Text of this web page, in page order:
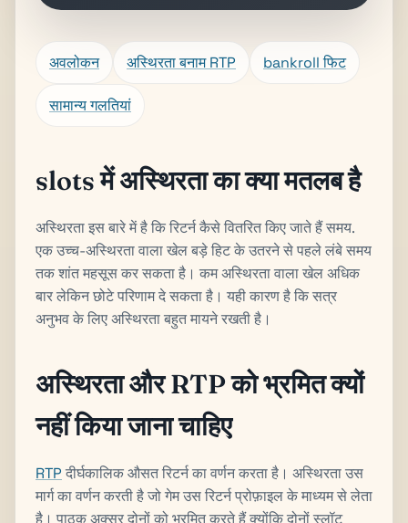
अवलोकन अस्थिरता बनाम RTP bankroll फिट
सामान्य गलतियां
slots में अस्थिरता का क्या मतलब है
अस्थिरता इस बारे में है कि रिटर्न कैसे वितरित किए जाते हैं समय.
एक उच्च-अस्थिरता वाला खेल बड़े हिट के उतरने से पहले लंबे समय
तक शांत महसूस कर सकता है। कम अस्थिरता वाला खेल अधिक
बार लेकिन छोटे परिणाम दे सकता है। यही कारण है कि सत्र
अनुभव के लिए अस्थिरता बहुत मायने रखती है।
अस्थिरता और RTP को भ्रमित क्यों
नहीं किया जाना चाहिए
RTP दीर्घकालिक औसत रिटर्न का वर्णन करता है। अस्थिरता उस
मार्ग का वर्णन करती है जो गेम उस रिटर्न प्रोफ़ाइल के माध्यम से लेता
है। पाठक अक्सर दोनों को भ्रमित करते हैं क्योंकि दोनों स्लॉट